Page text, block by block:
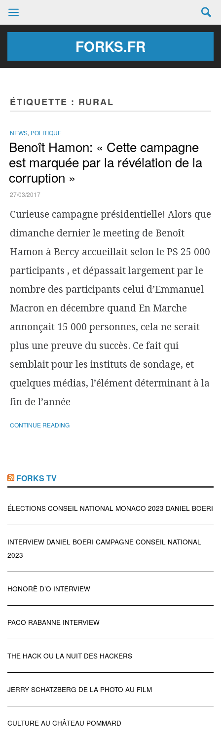
FORKS.FR
ÉTIQUETTE : RURAL
NEWS, POLITIQUE
Benoît Hamon: « Cette campagne
est marquée par la révélation de la
corruption »
27/03/2017
Curieuse campagne présidentielle! Alors que
dimanche dernier le meeting de Benoît
Hamon à Bercy accueillait selon le PS 25 000
participants , et dépassait largement par le
nombre des participants celui d’Emmanuel
Macron en décembre quand En Marche
annonçait 15 000 personnes, cela ne serait
plus une preuve du succès. Ce fait qui
semblait pour les instituts de sondage, et
quelques médias, l’élément déterminant à la
fin de l’année
CONTINUE READING
FORKS TV
ÉLECTIONS CONSEIL NATIONAL MONACO 2023 DANIEL BOERI
INTERVIEW DANIEL BOERI CAMPAGNE CONSEIL NATIONAL
2023
HONORÈ D’O INTERVIEW
PACO RABANNE INTERVIEW
THE HACK OU LA NUIT DES HACKERS
JERRY SCHATZBERG DE LA PHOTO AU FILM
CULTURE AU CHÂTEAU POMMARD